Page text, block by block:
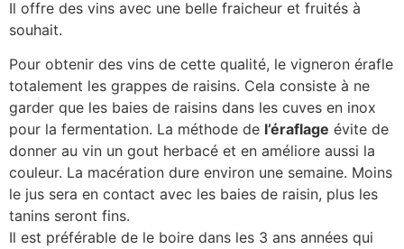
Il offre des vins avec une belle fraicheur et fruités à
souhait.
Pour obtenir des vins de cette qualité, le vigneron érafle
totalement les grappes de raisins. Cela consiste à ne
garder que les baies de raisins dans les cuves en inox
pour la fermentation. La méthode de l’éraflage évite de
donner au vin un gout herbacé et en améliore aussi la
couleur. La macération dure environ une semaine. Moins
le jus sera en contact avec les baies de raisin, plus les
tanins seront fins.
Il est préférable de le boire dans les 3 ans années qui